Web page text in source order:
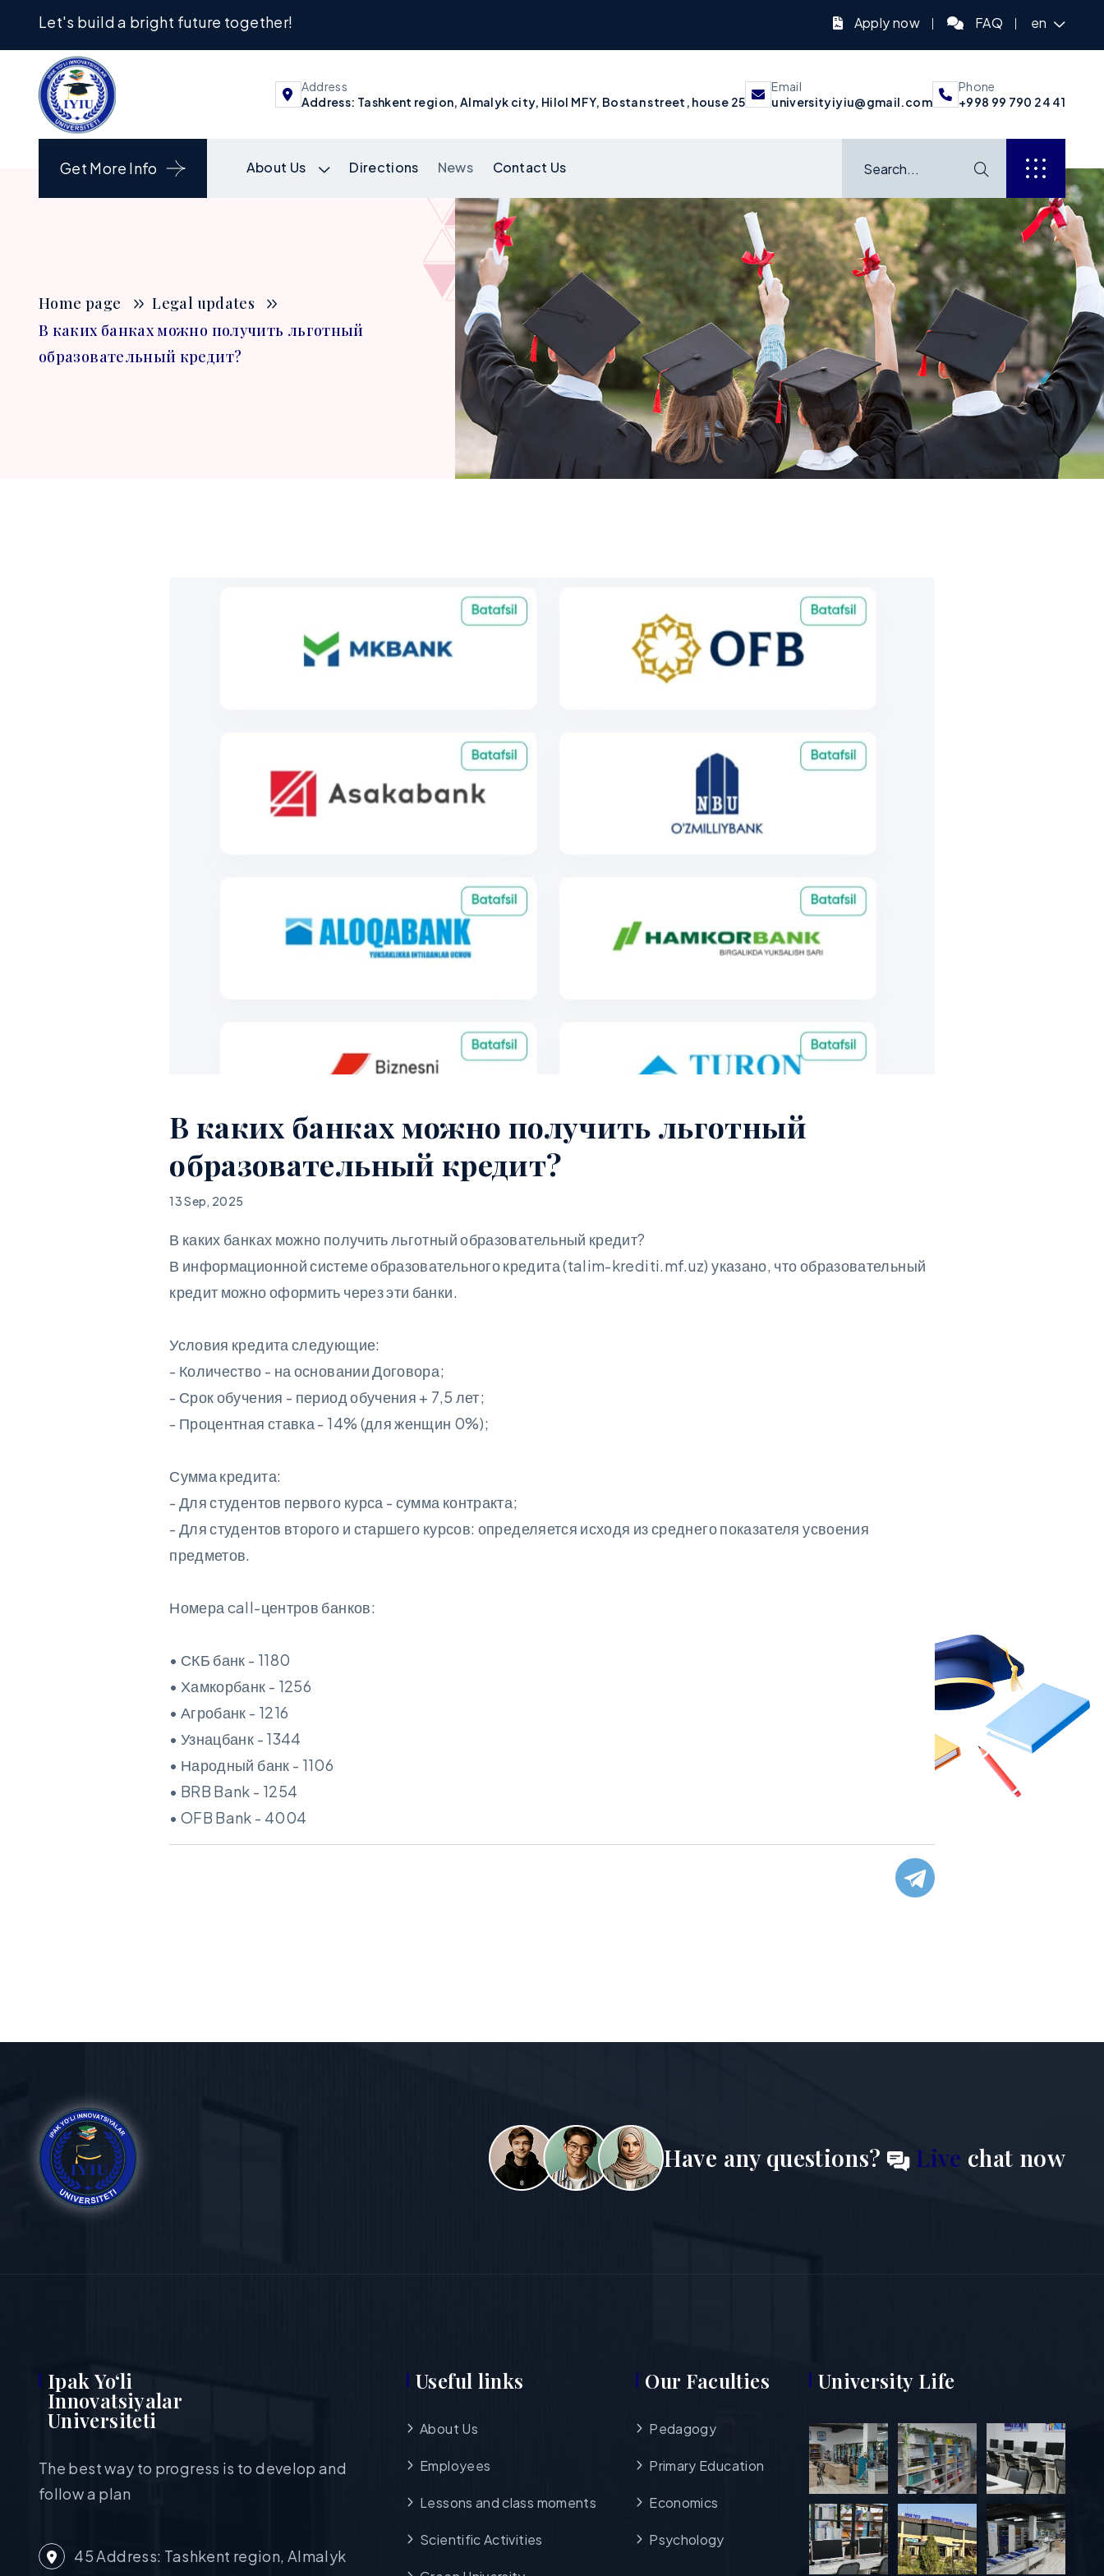
Let's build a bright future together! Apply now FAQ en
Address
Address: Tashkent region, Almalyk city, Hilol MFY, Bostan street, house 25
Email
universityiyiu@gmail.com
Phone
+998 99 790 24 41
Get More Info About Us Directions News Contact Us
Home page
Legal updates
В каких банках можно получить льготный
образовательный кредит?
В каких банках можно получить льготный
образовательный кредит?
13 Sep, 2025
В каких банках можно получить льготный образовательный кредит?
В информационной системе образовательного кредита (talim-krediti.mf.uz) указано, что образовательный
кредит можно оформить через эти банки.
Условия кредита следующие:
- Количество - на основании Договора;
- Срок обучения - период обучения + 7,5 лет;
- Процентная ставка - 14% (для женщин 0%);
Сумма кредита:
- Для студентов первого курса - сумма контракта;
- Для студентов второго и старшего курсов: определяется исходя из среднего показателя усвоения
предметов.
Номера call-центров банков:
• СКБ банк - 1180
• Хамкорбанк - 1256
• Агробанк - 1216
• Узнацбанк - 1344
• Народный банк - 1106
• BRB Bank - 1254
• OFB Bank - 4004
Have any questions? Live chat now
Ipak Yo‘li
Innovatsiyalar
Universiteti
The best way to progress is to develop and
follow a plan
45 Address: Tashkent region, Almalyk
Useful links
About Us
Employees
Lessons and class moments
Scientific Activities
Our Faculties
Pedagogy
Primary Education
Economics
Psychology
University Life